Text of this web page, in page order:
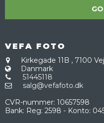
VEFA FOTO
Kirkegade 11B , 7100
Danmark
51445118
salg@vefafoto.dk
CVR-nummer: 10657598
Bank: Reg: 2598 - Konto: